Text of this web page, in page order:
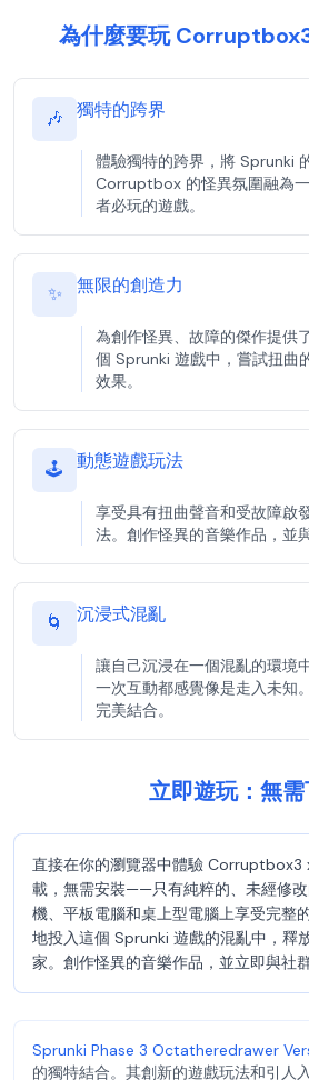
為什麼要玩
🎶 獨特的跨界
體驗獨特的跨界，將 Sprunki
Corruptbox 的怪異氛圍融為
者必玩的遊戲。
✨ 無限的創造力
為創作怪異、故障的傑作提供
個 Sprunki 遊戲中，嘗試扭曲
效果。
🕹️ 動態遊戲玩法
享受具有扭曲聲音和受故障啟
法。創作怪異的音樂作品，並
🌀 沉浸式混亂
讓自己沉浸在一個混亂的環境
一次互動都感覺像是走入未知
完美結合。
立即遊玩：無
直接在你的瀏覽器中體驗 Corruptbox3
載，無需安裝——只有純粹的、未經修
機、平板電腦和桌上型電腦上享受完整
地投入這個 Sprunki 遊戲的混亂中，釋
家。創作怪異的音樂作品，並立即與社群
Sprunki Phase 3 Octatheredrawer
的獨特結合。其創新的遊戲玩法和引人